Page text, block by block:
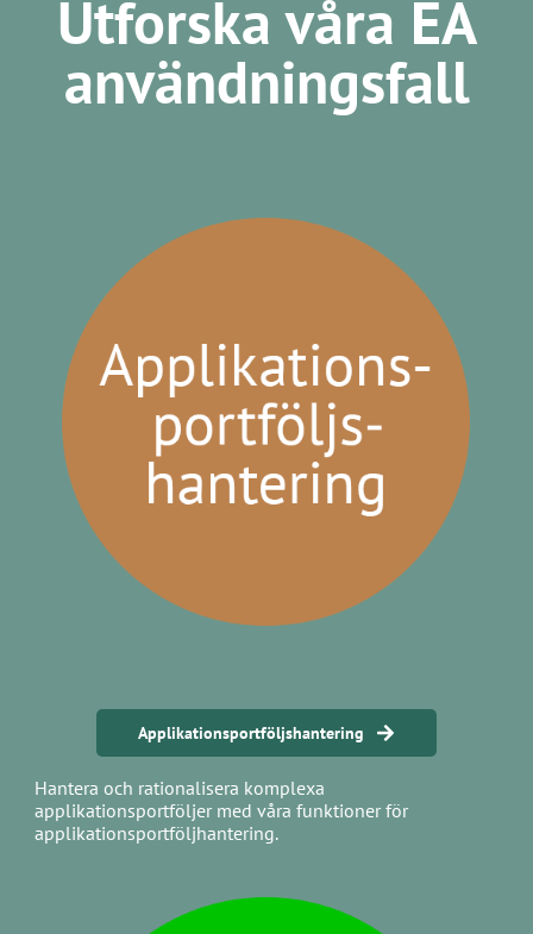
Utforska våra EA
användningsfall
Applikationsportföljshantering
Hantera och rationalisera komplexa
applikationsportföljer med våra funktioner för
applikationsportföljhantering.